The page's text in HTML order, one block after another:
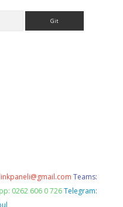
Teams:
0262 606 0 726 Telegram: